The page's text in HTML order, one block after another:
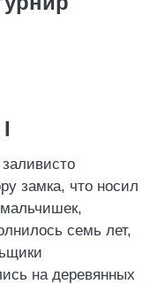
замка, что носил
семь лет,
на деревянных